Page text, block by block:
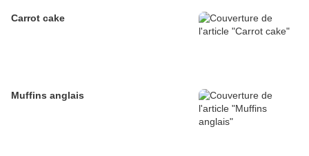
Carrot cake
Muffins anglais